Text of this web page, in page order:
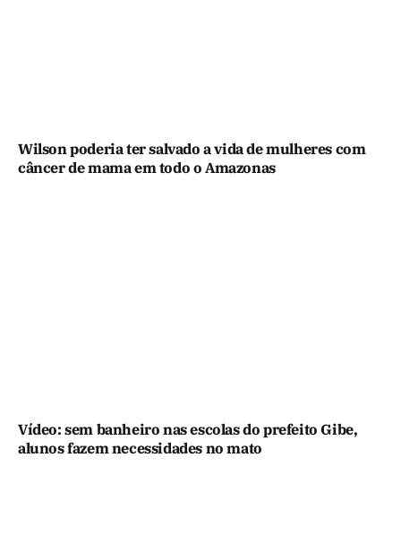
Wilson poderia ter salvado a vida de mulheres com
câncer de mama em todo o Amazonas
Vídeo: sem banheiro nas escolas do prefeito Gibe,
alunos fazem necessidades no mato